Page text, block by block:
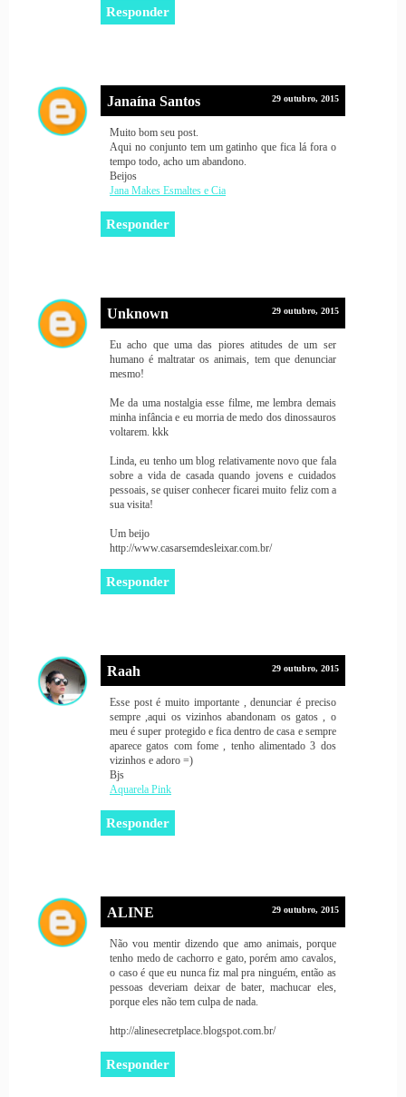
Responder
Janaína Santos 29 outubro, 2015
Muito bom seu post.
Aqui no conjunto tem um gatinho que fica lá fora o
tempo todo, acho um abandono.
Beijos
Jana Makes Esmaltes e Cia
Responder
Unknown 29 outubro, 2015
Eu acho que uma das piores atitudes de um ser
humano é maltratar os animais, tem que denunciar
mesmo!
Me da uma nostalgia esse filme, me lembra demais
minha infância e eu morria de medo dos dinossauros
voltarem. kkk
Linda, eu tenho um blog relativamente novo que fala
sobre a vida de casada quando jovens e cuidados
pessoais, se quiser conhecer ficarei muito feliz com a
sua visita!
Um beijo
http://www.casarsemdesleixar.com.br/
Responder
Raah 29 outubro, 2015
Esse post é muito importante , denunciar é preciso
sempre ,aqui os vizinhos abandonam os gatos , o
meu é super protegido e fica dentro de casa e sempre
aparece gatos com fome , tenho alimentado 3 dos
vizinhos e adoro =)
Bjs
Aquarela Pink
Responder
ALINE 29 outubro, 2015
Não vou mentir dizendo que amo animais, porque
tenho medo de cachorro e gato, porém amo cavalos,
o caso é que eu nunca fiz mal pra ninguém, então as
pessoas deveriam deixar de bater, machucar eles,
porque eles não tem culpa de nada.
http://alinesecretplace.blogspot.com.br/
Responder